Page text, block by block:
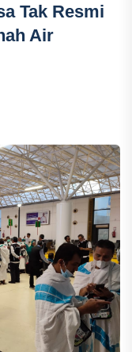
Tak Resmi
Air